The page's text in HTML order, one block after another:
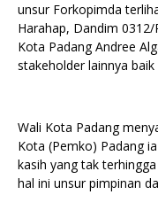
unsur Forkopimda
Harahap, Dandim
Kota Padang Andree
stakeholder lainnya
Wali Kota Padang
Kota (Pemko) Padang
kasih yang tak
hal ini unsur pimpinan